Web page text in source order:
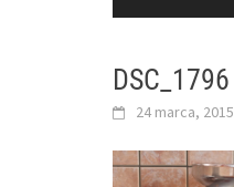
DSC_1796
24 marca, 2015